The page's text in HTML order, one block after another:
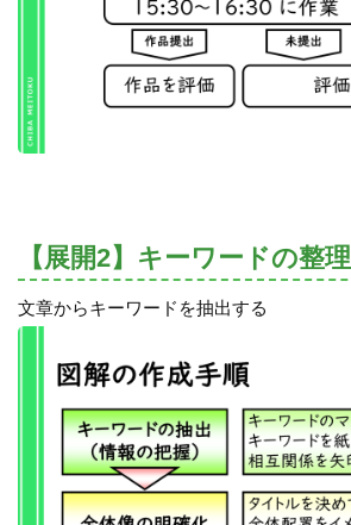
【展開2】キーワードの整理
文章からキーワードを抽出する